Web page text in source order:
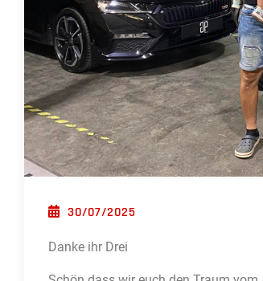
POSTED ON
30/07/2025
Danke ihr Drei